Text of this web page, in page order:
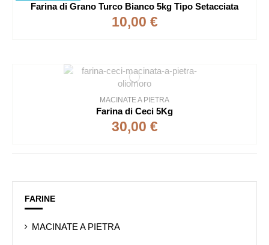
Farina di Grano Turco Bianco 5kg Tipo Setacciata
10,00 €
MACINATE A PIETRA
Farina di Ceci 5Kg
30,00 €
FARINE
MACINATE A PIETRA